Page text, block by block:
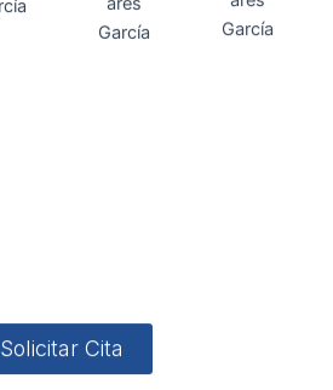
Solicitar Cita